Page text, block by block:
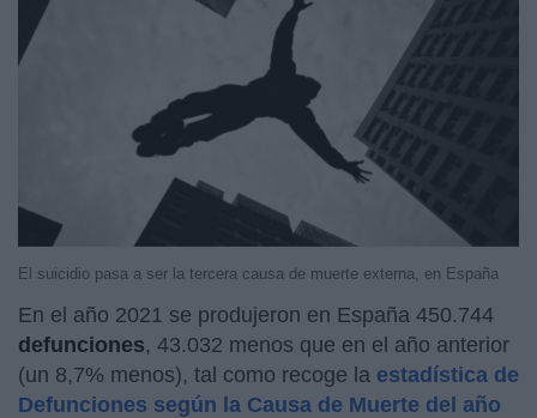
El suicidio pasa a ser la tercera causa de muerte externa, en España
En el año 2021 se produjeron en España 450.744
defunciones, 43.032 menos que en el año anterior
(un 8,7% menos), tal como recoge la estadística de
Defunciones según la Causa de Muerte del año